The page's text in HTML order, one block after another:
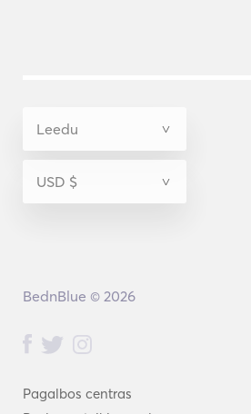
Pagalbos centras
BednBlue © 2026